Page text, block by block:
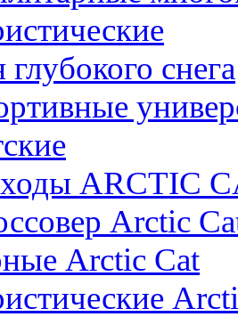
снега
ARCTIC
Arctic
Arctic Cat